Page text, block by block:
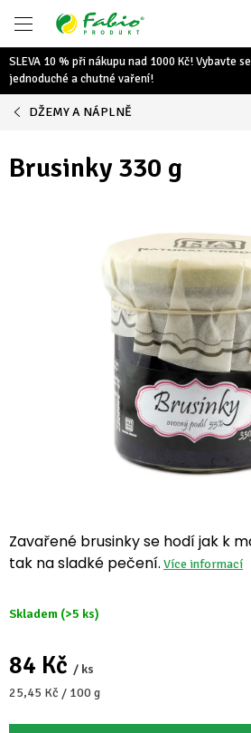
obsah
SLEVA 10 % při nákupu nad 1000 Kč! Vybavte
jednoduché a chutné vaření!
DŽEMY A NÁPLNĚ
Brusinky 330 g
Zavařené brusinky se hodí jak k
tak na sladké pečení. Více informací
Skladem (>5 ks)
84 Kč / ks
Měrná
25,45 Kč / 100 g